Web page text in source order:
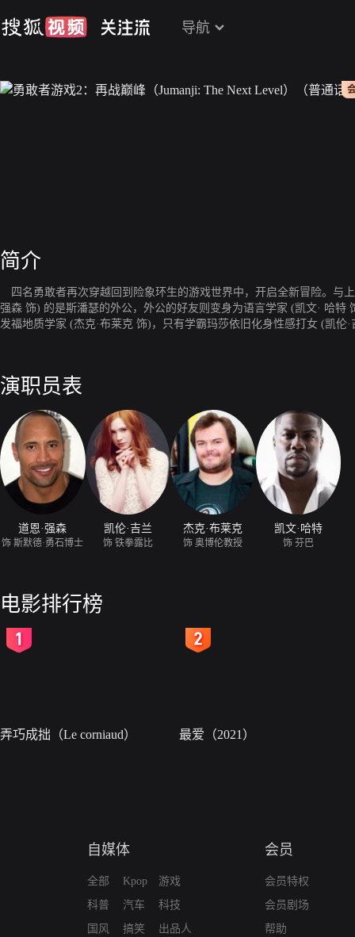
导航
简介
四名勇敢者再次穿越回到险象环生的游戏世界中，开启全新冒险。与
强森 饰) 的是斯潘瑟的外公，外公的好友则变身为语言学家 (凯文· 哈特
发福地质学家 (杰克·布莱克 饰)，只有学霸玛莎依旧化身性感打女 (凯伦
演职员表
道恩·强森
饰 斯默德·勇石博士
凯伦·吉兰
饰 铁拳露比
杰克·布莱克
饰 奥博伦教授
凯文·哈特
饰 芬巴
电影排行榜
弄巧成拙（Le corniaud） 最爱（2021）
自媒体
全部
科普
国风
Kpop
汽车
搞笑
游戏
科技
出品人
会员
会员特权
会员剧场
帮助